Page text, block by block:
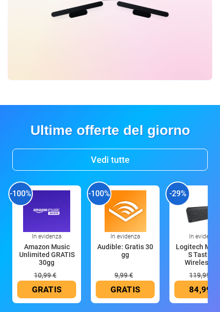
Ultime offerte del giorno
Vedi tutte
-100%
In evidenza
Amazon Music
Unlimited GRATIS
30gg
10,99 €
GRATIS
-100%
In evidenza
Audible: Gratis 30
gg
9,99 €
GRATIS
-29%
In evidenza
Logitech MX
S Tastiera
Wireless
119,99 €
84,99 €